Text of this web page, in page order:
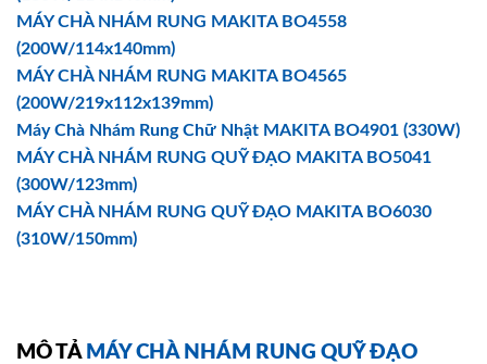
MÁY CHÀ NHÁM RUNG MAKITA BO4558
(200W/114x140mm)
MÁY CHÀ NHÁM RUNG MAKITA BO4565
(200W/219x112x139mm)
Máy Chà Nhám Rung Chữ Nhật MAKITA BO4901 (330W)
MÁY CHÀ NHÁM RUNG QUỸ ĐẠO MAKITA BO5041
(300W/123mm)
MÁY CHÀ NHÁM RUNG QUỸ ĐẠO MAKITA BO6030
(310W/150mm)
MÔ TẢ MÁY CHÀ NHÁM RUNG QUỸ ĐẠO